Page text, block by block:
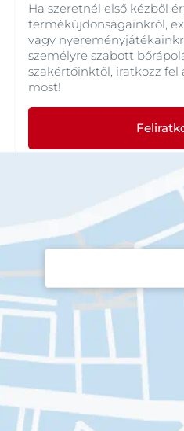
Ha szeretnél első kézből
termékújdonságainkról,
vagy
személyre szabott
szakértőinktől, iratkozz fel
most!